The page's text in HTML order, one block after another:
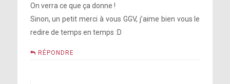
On verra ce que ça donne !
Sinon, un petit merci à vous GGV, j’aime bien vous le
redire de temps en temps :D
RÉPONDRE